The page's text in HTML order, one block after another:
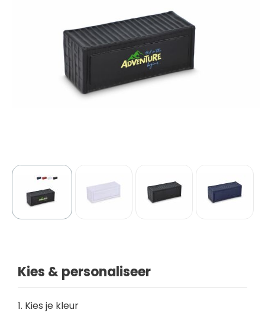
Outdoor & Vrije tijd
Technologie & gadgets
Home & Living
Kies & personaliseer
1. Kies je kleur